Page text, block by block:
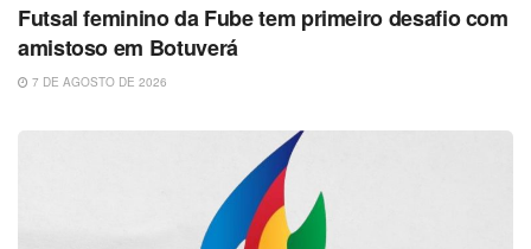
Futsal feminino da Fube tem primeiro desafio com
amistoso em Botuverá
7 DE AGOSTO DE 2026